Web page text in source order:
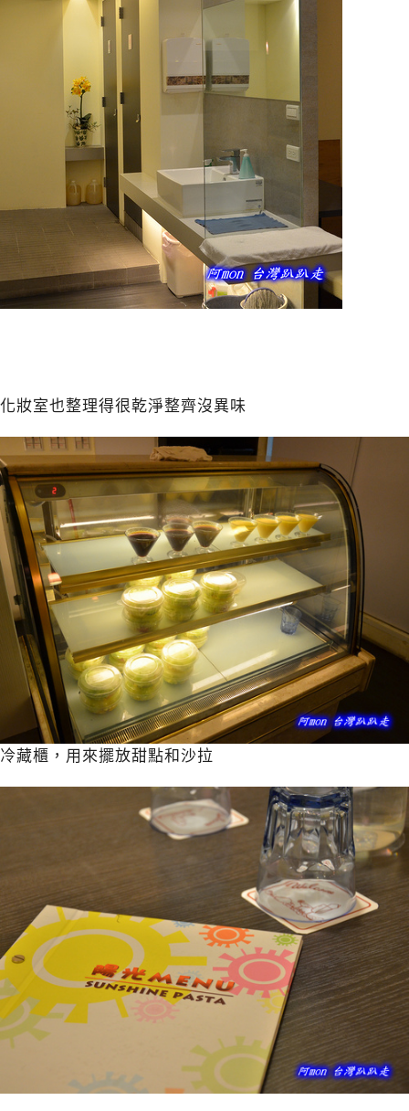
化妝室也整理得很乾淨整齊沒異味
冷藏櫃，用來擺放甜點和沙拉